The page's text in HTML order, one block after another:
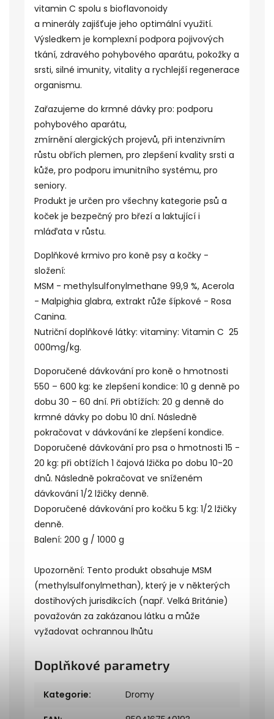
vitamin C spolu s bioflavonoidy
a minerály zajišťuje jeho optimální využití.
Výsledkem je komplexní podpora pojivových
tkání, zdravého pohybového aparátu, pokožky a
srsti, silné imunity, vitality a rychlejší regenerace
organismu.
Zařazujeme do krmné dávky pro: podporu
pohybového aparátu,
zmírnění alergických projevů, při intenzivním
růstu obřích plemen, pro zlepšení kvality srsti a
kůže, pro podporu imunitního systému, pro
seniory.
Produkt je určen pro všechny kategorie psů a
koček je bezpečný pro březí a laktující i
mláďata v růstu.
Doplňkové krmivo pro koně psy a kočky -
složení:
MSM - methylsulfonylmethane 99,9 %, Acerola
- Malpighia glabra, extrakt růže šípkové - Rosa
Canina.
Nutriční doplňkové látky: vitaminy: Vitamin C 25
000mg/kg.
Doporučené dávkování pro koně o hmotnosti
550 – 600 kg: ke zlepšení kondice: 10 g denně po
dobu 30 – 60 dní. Při obtížích: 20 g denně do
krmné dávky po dobu 10 dní. Následně
pokračovat v dávkování ke zlepšení kondice.
Doporučené dávkování pro psa o hmotnosti 15 -
20 kg: při obtížích 1 čajová lžička po dobu 10-20
dnů. Následně pokračovat ve sníženém
dávkování 1/2 lžičky denně.
Doporučené dávkování pro kočku 5 kg: 1/2 lžičky
denně.
Balení: 200 g / 1000 g
Upozornění: Tento produkt obsahuje MSM
(methylsulfonylmethan), který je v některých
dostihových jurisdikcích (např. Velká Británie)
považován za zakázanou látku a může
vyžadovat ochrannou lhůtu
Doplňkové parametry
Kategorie: Dromy